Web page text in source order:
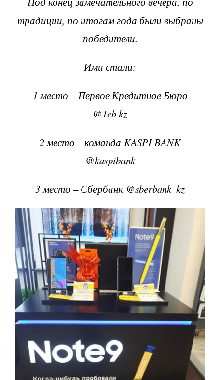
традиции, по итогам года были выбраны
победители.
Ими стали:
1 место – Первое Кредитное Бюро
@1cb.kz
2 место – команда KASPI BANK
@kaspibank
3 место – Сбербанк @sberbank_kz